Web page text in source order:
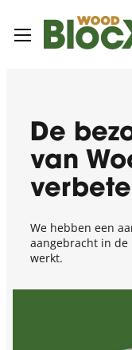
De
van
We hebben een
aangebracht in de
werkt.